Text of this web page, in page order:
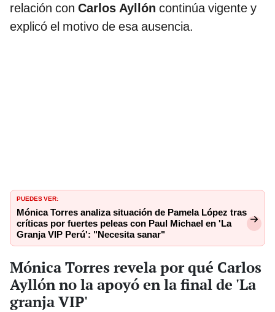
relación con Carlos Ayllón continúa vigente y
explicó el motivo de esa ausencia.
PUEDES VER:
Mónica Torres analiza situación de Pamela López tras
críticas por fuertes peleas con Paul Michael en 'La
Granja VIP Perú': "Necesita sanar"
Mónica Torres revela por qué Carlos
Ayllón no la apoyó en la final de 'La
granja VIP'